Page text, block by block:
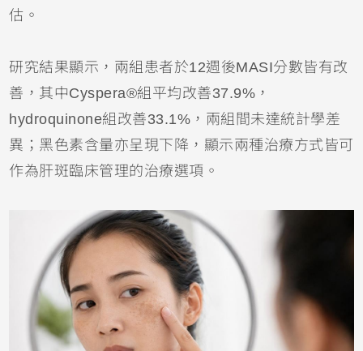
估。
研究結果顯示，兩組患者於12週後MASI分數皆有改
善，其中Cyspera®組平均改善37.9%，
hydroquinone組改善33.1%，兩組間未達統計學差
異；黑色素含量亦呈現下降，顯示兩種治療方式皆可
作為肝斑臨床管理的治療選項。